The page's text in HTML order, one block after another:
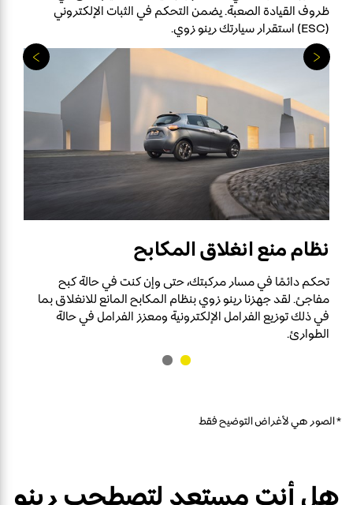
ظروف القيادة الصعبة. يضمن التحكم في الثبات الإلكتروني
(ESC) استقرار سيارتك رينو زوي.
نظام منع انغلاق المكابح
تحكم دائمًا في مسار مركبتك، حتى وإن كنت في حالة كبح
مفاجئ. لقد جهزنا رينو زوي بنظام المكابح المانع للانغلاق بما
في ذلك توزيع الفرامل الإلكترونية ومعزز الفرامل في حالة
الطوارئ.
* الصور هي لأغراض التوضيح فقط
هل أنت مستعد لتصطحب رينو